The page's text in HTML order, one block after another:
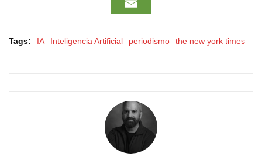
Tags: IA Inteligencia Artificial periodismo the new york times